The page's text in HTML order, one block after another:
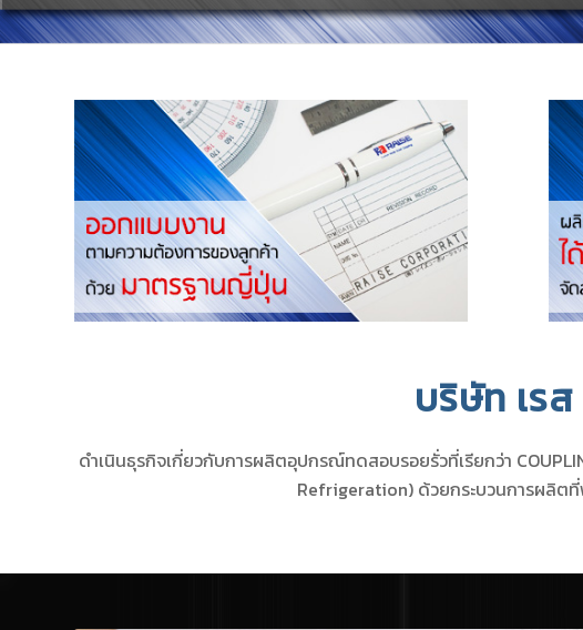
บริษัท เร
ดำเนินธุรกิจเกี่ยวกับการผลิตอุปกรณ์ทดสอบรอยรั่วที่เรียกว่า
Refrigeration) ด้วยกระบวนการผลิต